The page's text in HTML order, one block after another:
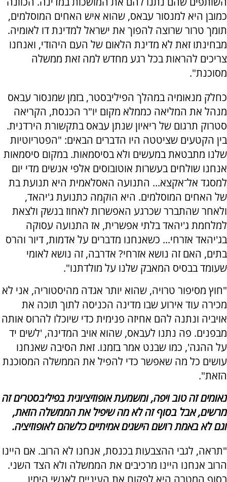
כמובן היא למנסור עבאס, שהוא איש האחים המוסלמים,
תומך טרור שרוצה להפוך את ישראל למדינת דו לאומיה.
מבחינתו זאת לא מדינת הלאום של העם היהודי, ואנחנו
צריכים להראות בכל רגע מחדש למה זאת ממשלה
מסוכנת".
כחלק מנאומיה במהלך הפיליבסטר, בזמן שמנסור עבאס
מנהל את המליאה כממלא מקום יו"ר הכנסת, הקריאה
סטרוק תרגום של ריאיון שנתן עבאס בתקשורת הירדנית.
בין הקטעים שציטטה היו הדברים הבאים: "הפטריוטיות
שלנו מתבטאת במעשים ולא בסיסמאות. במקום סיסמאות
אנחנו שולחים בעשרות אוטובוסים אלפי אנשים מדי יום
למסגד אל־אקצא... התנועה האסלאמית היא תנועת בת
של האחים המוסלמים. היא הוקמה כתנועת ג'יהאד,
ולאחר שהתברר שכרגע האפשרות לאחוז בנשק ולצאת
למלחמת ג'יהאד בלתי אפשרית, אז התנועה עסוקה
בג'יהאד אזרחי... כשאנחנו מדברים על אדמות, דיור והרס
בתים, האם זה נושא אזרחי? אדרבה, זה נושא לאומי
שעומד בבסיס המאבק שלנו על מולדתנו".
"חוץ מסיפור טרויה, שהוא יותר אגדה מהיסטוריה, אני לא
מכירה עוד אירוע שבו מדינה הכניסה לתוך תוכה את
אויביה ונתנה להם אחיזה פנימית כדי שיוכלו להרוס אותה
מבפנים. פה נתנו לעבאס, שהוא אויב המדינה, 'לשים יד
על ההגה', כמו שבנט אמר בזמנו. זאת הסיבה שאנחנו
עושים כל מה שאפשר כדי להפיל את הממשלה המסוכנת
הזאת".
נאומים זה טוב ויפה, ומשמעת אופוזיציונית בפיליבסטרים זה
מרשים, אבל בסוף זה לא מה שיפיל את הממשלה הזאת,
וגם לא באמת רושם הישגים אמיתיים כלשהם לאופוזיציה.
"תראה, לגבי ההצבעות בכנסת, אנחנו לא הרוב. אם היינו
הרוב אנחנו היינו מרכיבים את הממשלה ולא הצד השני.